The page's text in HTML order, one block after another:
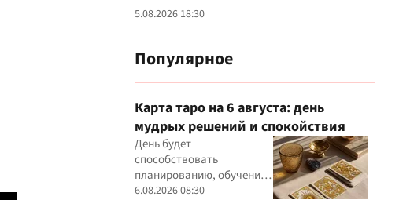
5.08.2026 18:30
Популярное
Карта таро на 6 августа: день
мудрых решений и спокойствия
День будет
способствовать
планированию, обучению
и спокойной работе
6.08.2026 08:30